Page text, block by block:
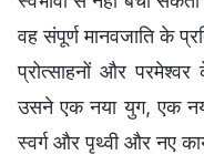
वह संपूर्ण मानवजाति के
प्रोत्साहनों और
उसने एक नया युग, एक
स्वर्ग और पृथ्वी और नए